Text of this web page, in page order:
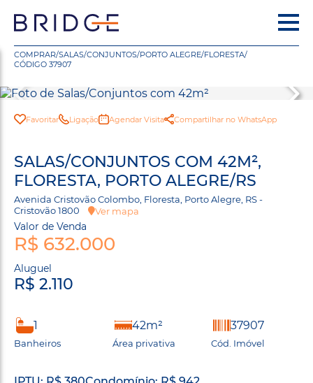
COMPRAR/SALAS/CONJUNTOS/PORTO ALEGRE/FLORESTA/
CÓDIGO 37907
Favoritar Ligação Agendar Visita Compartilhar no WhatsApp
SALAS/CONJUNTOS COM 42M²,
FLORESTA, PORTO ALEGRE/RS
Avenida Cristovão Colombo, Floresta, Porto Alegre, RS -
Cristovão 1800
Ver mapa
Valor de Venda
R$ 632.000
Aluguel
R$ 2.110
1
Banheiros
42m²
Área privativa
37907
Cód. Imóvel